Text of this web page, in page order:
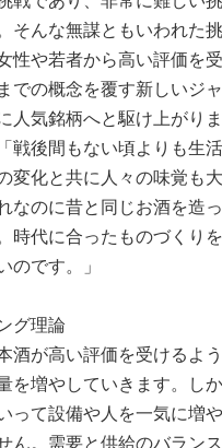
そんな無謀ともいわれた
性や若者から高い評価を
での概念を覆す新しいジ
人気銘柄へと駆け上がり
戦後間もない頃よりも生
変化と共に人々の味覚も
なのに昔と同じお酒を造
時代に合ったものづくり
のです。」
グ理論
酒が高い評価を受けるよ
を増やしていきます。し
って設備や人を一気に増
ん。需要と供給のバラン